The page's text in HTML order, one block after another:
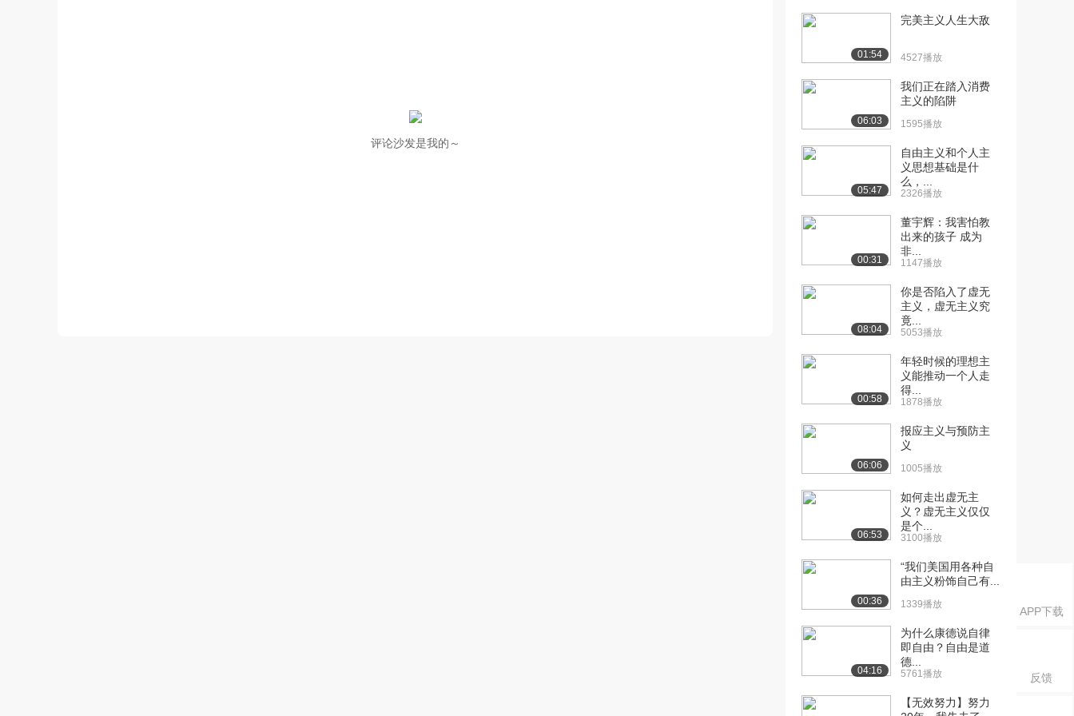
APP下载
反馈
评论沙发是我的～
5620播放
[12] 神话专题I-女娲补天神
话(二)（下...
5908播放
[13] 神话专题II-皇英绛珠
神话(一)（...
5503播放
[14] 神话专题II-皇英绛珠
神话(一)（...
20:40
[15] 神话专题II-皇英绛珠
神话(一)（...
20:36
[16] 神话专题II-皇英绛珠
神话(二)（...
4924播放
26:19
[17] 神话专题II-皇英绛珠
26:32
[18] 神话专题II-皇英绛珠
26:20
[19] 谶语式的表达策略I：
26:19
[20] 谶语式的表达策略I：
谶谣、诗谶 (...
26:32
[21] 谶语式的表达策略I：
谶谣、诗谶 (...
谶谣、诗谶 (...
01:54
完美主义人生大敌
4527播放
06:03
我们正在踏入消费
主义的陷阱
1595播放
05:47
自由主义和个人主
义思想基础是什
么，...
2326播放
00:31
董宇辉：我害怕教
出来的孩子 成为
非...
1147播放
08:04
你是否陷入了虚无
主义，虚无主义究
竟...
5053播放
00:58
年轻时候的理想主
义能推动一个人走
得...
1878播放
06:06
报应主义与预防主
义
1005播放
06:53
如何走出虚无主
义？虚无主义仅仅
是个...
3100播放
00:36
“我们美国用各种自
由主义粉饰自己有...
1339播放
04:16
为什么康德说自律
即自由？自由是道
德...
5761播放
【无效努力】努力